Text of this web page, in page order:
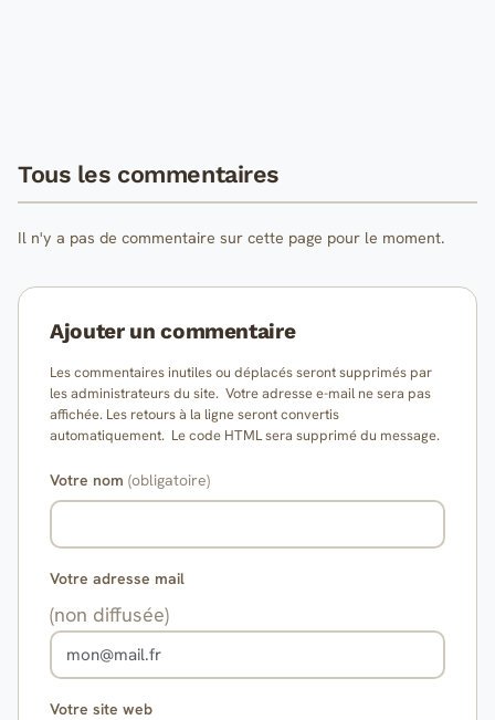
Tous les commentaires
Il n'y a pas de commentaire sur cette page pour le moment.
Ajouter un commentaire
Les commentaires inutiles ou déplacés seront supprimés par
les administrateurs du site. Votre adresse e-mail ne sera pas
affichée. Les retours à la ligne seront convertis
automatiquement. Le code HTML sera supprimé du message.
Votre nom (obligatoire)
Votre adresse mail
(non diffusée)
Votre site web